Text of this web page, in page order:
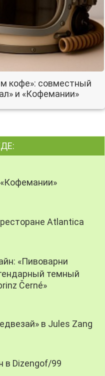
кофе»: совместный
и «Кофемании»
Atlantica
«Пивоварни
темный
Černé»
в Jules Zang
в Dizengof/99